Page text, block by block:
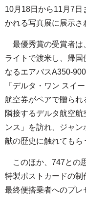
10月18日から11月7日
かれる写真展に展示さ
最優秀賞の受賞者は
ライトで渡米し、帰国
なるエアバスA350-
「デルタ・ワン スイ
航空券がペアで贈ら
隣接するデルタ航空
ンス」を訪れ、ジャ
献の歴史に触れてもら
このほか、747との
特製ポストカードの
最終便搭乗者へのプ